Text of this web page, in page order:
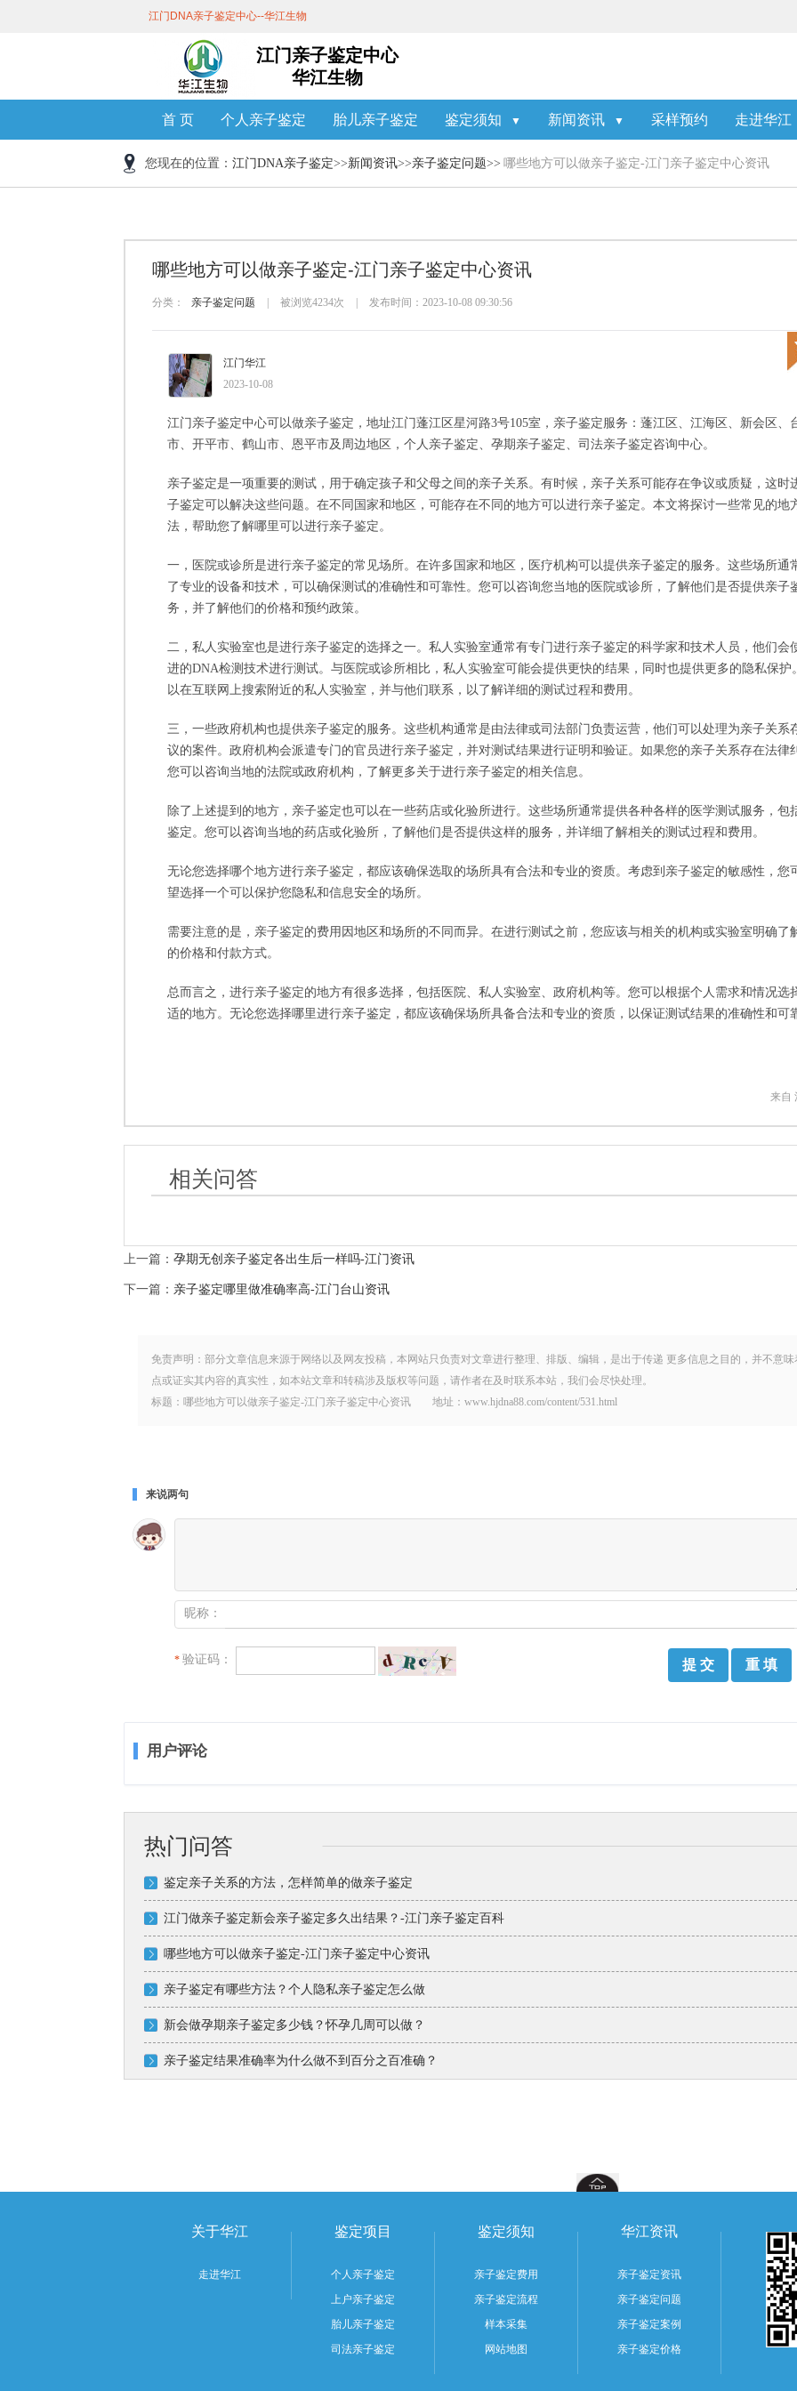
江门DNA亲子鉴定中心--华江生物
江门亲子鉴定中心
华江生物
首 页 个人亲子鉴定 胎儿亲子鉴定 鉴定须知 ▼ 新闻资讯 ▼ 采样预约 走进华江
您现在的位置： 江门DNA亲子鉴定>>新闻资讯>>亲子鉴定问题>> 哪些地方可以做亲子鉴定-江门亲子鉴定中心资讯
哪些地方可以做亲子鉴定-江门亲子鉴定中心资讯
分类： 亲子鉴定问题 被浏览4234次 发布时间：2023-10-08 09:30:56
江门华江
2023-10-08
江门亲子鉴定中心可以做亲子鉴定，地址江门蓬江区星河路3号105室，亲子鉴定服务：蓬江区、江海区、新会区、
市、开平市、鹤山市、恩平市及周边地区，个人亲子鉴定、孕期亲子鉴定、司法亲子鉴定咨询中心。
亲子鉴定是一项重要的测试，用于确定孩子和父母之间的亲子关系。有时候，亲子关系可能存在争议或质疑，这时
子鉴定可以解决这些问题。在不同国家和地区，可能存在不同的地方可以进行亲子鉴定。本文将探讨一些常见的地
法，帮助您了解哪里可以进行亲子鉴定。
一，医院或诊所是进行亲子鉴定的常见场所。在许多国家和地区，医疗机构可以提供亲子鉴定的服务。这些场所通
了专业的设备和技术，可以确保测试的准确性和可靠性。您可以咨询您当地的医院或诊所，了解他们是否提供亲子
务，并了解他们的价格和预约政策。
二，私人实验室也是进行亲子鉴定的选择之一。私人实验室通常有专门进行亲子鉴定的科学家和技术人员，他们会
进的DNA检测技术进行测试。与医院或诊所相比，私人实验室可能会提供更快的结果，同时也提供更多的隐私保护
以在互联网上搜索附近的私人实验室，并与他们联系，以了解详细的测试过程和费用。
三，一些政府机构也提供亲子鉴定的服务。这些机构通常是由法律或司法部门负责运营，他们可以处理为亲子关系
议的案件。政府机构会派遣专门的官员进行亲子鉴定，并对测试结果进行证明和验证。如果您的亲子关系存在法律
您可以咨询当地的法院或政府机构，了解更多关于进行亲子鉴定的相关信息。
除了上述提到的地方，亲子鉴定也可以在一些药店或化验所进行。这些场所通常提供各种各样的医学测试服务，包
鉴定。您可以咨询当地的药店或化验所，了解他们是否提供这样的服务，并详细了解相关的测试过程和费用。
无论您选择哪个地方进行亲子鉴定，都应该确保选取的场所具有合法和专业的资质。考虑到亲子鉴定的敏感性，您
望选择一个可以保护您隐私和信息安全的场所。
需要注意的是，亲子鉴定的费用因地区和场所的不同而异。在进行测试之前，您应该与相关的机构或实验室明确了
的价格和付款方式。
总而言之，进行亲子鉴定的地方有很多选择，包括医院、私人实验室、政府机构等。您可以根据个人需求和情况选
适的地方。无论您选择哪里进行亲子鉴定，都应该确保场所具备合法和专业的资质，以保证测试结果的准确性和可
来自
相关问答
上一篇： 孕期无创亲子鉴定各出生后一样吗-江门资讯
下一篇： 亲子鉴定哪里做准确率高-江门台山资讯
免责声明：部分文章信息来源于网络以及网友投稿，本网站只负责对文章进行整理、排版、编辑，是出于传递 更多信息之目的，并不意
点或证实其内容的真实性，如本站文章和转稿涉及版权等问题，请作者在及时联系本站，我们会尽快处理。
标题：哪些地方可以做亲子鉴定-江门亲子鉴定中心资讯 地址：www.hjdna88.com/content/531.html
来说两句
昵称：
* 验证码：
用户评论
热门问答
鉴定亲子关系的方法，怎样简单的做亲子鉴定
江门做亲子鉴定新会亲子鉴定多久出结果？-江门亲子鉴定百科
哪些地方可以做亲子鉴定-江门亲子鉴定中心资讯
亲子鉴定有哪些方法？个人隐私亲子鉴定怎么做
新会做孕期亲子鉴定多少钱？怀孕几周可以做？
亲子鉴定结果准确率为什么做不到百分之百准确？
关于华江
走进华江
鉴定项目
个人亲子鉴定
上户亲子鉴定
胎儿亲子鉴定
司法亲子鉴定
鉴定须知
亲子鉴定费用
亲子鉴定流程
样本采集
网站地图
华江资讯
亲子鉴定资讯
亲子鉴定问题
亲子鉴定案例
亲子鉴定价格